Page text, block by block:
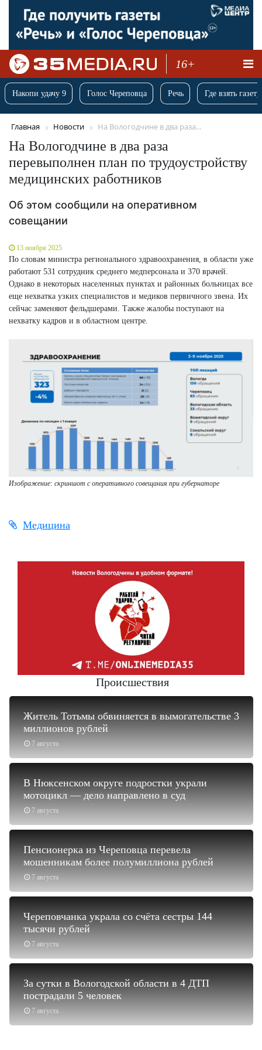
16+
Накопи удачу 9 Голос Череповца Речь Где взять
Главная Новости На Вологодчине в два раза...
На Вологодчине в два раза
перевыполнен план по трудоустройству
медицинских работников
Об этом сообщили на оперативном
совещании
13 ноября 2025
По словам министра регионального здравоохранения, в области уже
работают 531 сотрудник среднего медперсонала и 370 врачей.
Однако в некоторых населенных пунктах и районных больницах все
еще нехватка узких специалистов и медиков первичного звена. Их
сейчас заменяют фельдшерами. Также жалобы поступают на
нехватку кадров и в областном центре.
Изображение: скриншот с оперативного совещания при губернаторе
Медицина
Происшествия
7 августа
Житель Тотьмы обвиняется в вымогательстве 3
миллионов рублей
7 августа
В Нюксенском округе подростки украли
мотоцикл — дело направлено в суд
7 августа
Пенсионерка из Череповца перевела
мошенникам более полумиллиона рублей
7 августа
Череповчанка украла со счёта сестры 144
тысячи рублей
7 августа
За сутки в Вологодской области в 4 ДТП
пострадали 5 человек